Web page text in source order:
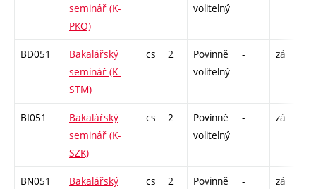
seminář (K-
PKO)
volitelný
BD051
Bakalářský
seminář (K-
STM)
cs 2
Povinně
volitelný
- zá
BI051
Bakalářský
seminář (K-
SZK)
cs 2
Povinně
volitelný
- zá
BN051
Bakalářský
cs 2
Povinně
- zá